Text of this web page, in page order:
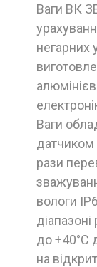
Ваги ВК
негарних
Ваги
датчиком
рази
вологи
до +40°С
на